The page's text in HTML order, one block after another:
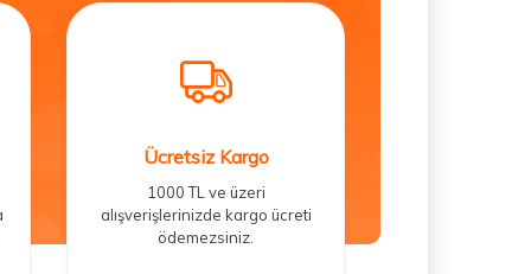
Ücretsiz Kargo
1000 TL ve üzeri
alışverişlerinizde kargo ücreti
ödemezsiniz.